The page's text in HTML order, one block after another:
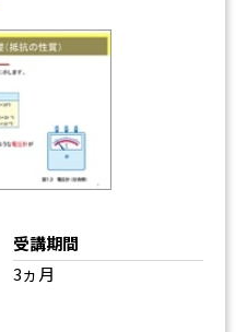
受講期間
3ヵ月